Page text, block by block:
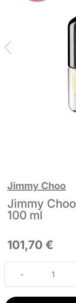
Jimmy Choo
Jimmy
100 ml
101,70 €